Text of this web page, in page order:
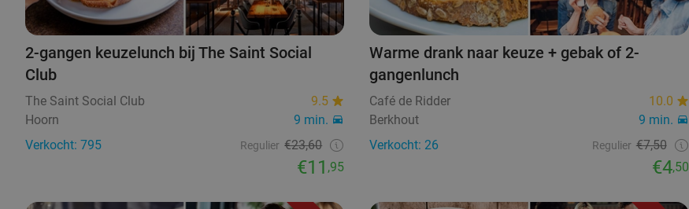
2-gangen keuzelunch bij The Saint Social
Club
The Saint Social Club
9.5
Hoorn
9 min.
Verkocht: 795
Regulier €23,60
€11,95
Warme drank naar keuze + gebak of 2-
gangenlunch
Café de Ridder
10.0
Berkhout
9 min.
Verkocht: 26
Regulier €7,50
€4,50